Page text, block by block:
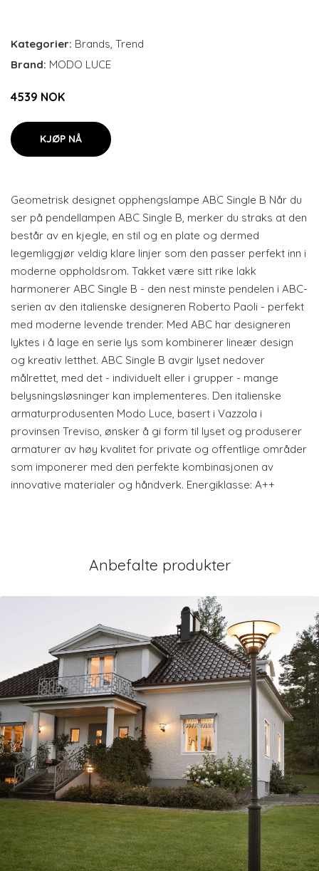
Kategorier: Brands, Trend
Brand: MODO LUCE
4539 NOK
KJØP NÅ
Geometrisk designet opphengslampe ABC Single B Når du
ser på pendellampen ABC Single B, merker du straks at den
består av en kjegle, en stil og en plate og dermed
legemliggjør veldig klare linjer som den passer perfekt inn i
moderne oppholdsrom. Takket være sitt rike lakk
harmonerer ABC Single B - den nest minste pendelen i ABC-
serien av den italienske designeren Roberto Paoli - perfekt
med moderne levende trender. Med ABC har designeren
lyktes i å lage en serie lys som kombinerer lineær design
og kreativ letthet. ABC Single B avgir lyset nedover
målrettet, med det - individuelt eller i grupper - mange
belysningsløsninger kan implementeres. Den italienske
armaturprodusenten Modo Luce, basert i Vazzola i
provinsen Treviso, ønsker å gi form til lyset og produserer
armaturer av høy kvalitet for private og offentlige områder
som imponerer med den perfekte kombinasjonen av
innovative materialer og håndverk. Energiklasse: A++
Anbefalte produkter